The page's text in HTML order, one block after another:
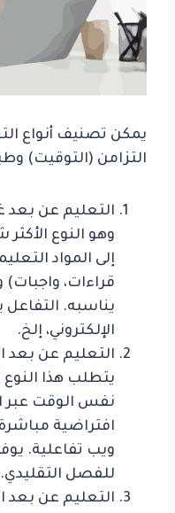
يمكن تصنيف أنواع
التزامن (التوقيت)
وهو النوع
إلى المواد
قراءات،
يناسبه. التفاعل
الإلكتروني، إلخ.
يتطلب هذا
نفس الوقت عبر
افتراضية
ويب تفاعلية.
للفصل التقليدي.